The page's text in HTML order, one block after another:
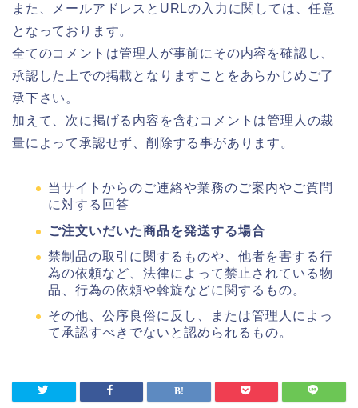
また、メールアドレスとURLの入力に関しては、任意
となっております。
全てのコメントは管理人が事前にその内容を確認し、
承認した上での掲載となりますことをあらかじめご了
承下さい。
加えて、次に掲げる内容を含むコメントは管理人の裁
量によって承認せず、削除する事があります。
当サイトからのご連絡や業務のご案内やご質問
に対する回答
ご注文いだいた商品を発送する場合
禁制品の取引に関するものや、他者を害する行
為の依頼など、法律によって禁止されている物
品、行為の依頼や斡旋などに関するもの。
その他、公序良俗に反し、または管理人によっ
て承認すべきでないと認められるもの。